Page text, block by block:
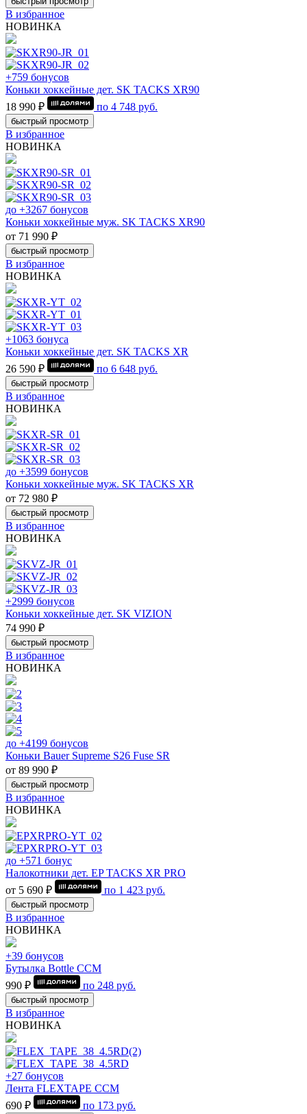
В избранное
НОВИНКА
+759 бонусов
Коньки хоккейные дет. SK TACKS XR90
18 990 ₽
по 4 748 руб.
быстрый просмотр
В избранное
НОВИНКА
до +3267 бонусов
Коньки хоккейные муж. SK TACKS XR90
от 71 990 ₽
быстрый просмотр
В избранное
НОВИНКА
+1063 бонуса
Коньки хоккейные дет. SK TACKS XR
26 590 ₽
по 6 648 руб.
быстрый просмотр
В избранное
НОВИНКА
до +3599 бонусов
Коньки хоккейные муж. SK TACKS XR
от 72 980 ₽
быстрый просмотр
В избранное
НОВИНКА
+2999 бонусов
Коньки хоккейные дет. SK VIZION
74 990 ₽
быстрый просмотр
В избранное
НОВИНКА
до +4199 бонусов
Коньки Bauer Supreme S26 Fuse SR
от 89 990 ₽
быстрый просмотр
В избранное
НОВИНКА
до +571 бонус
Налокотники дет. EP TACKS XR PRO
от 5 690 ₽
по 1 423 руб.
быстрый просмотр
В избранное
НОВИНКА
+39 бонусов
Бутылка Bottle CCM
990 ₽
по 248 руб.
быстрый просмотр
В избранное
НОВИНКА
+27 бонусов
Лента FLEXTAPE CCM
690 ₽
по 173 руб.